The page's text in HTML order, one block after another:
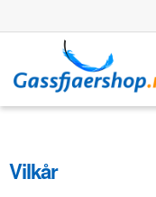
til
navigasjon
til
innhold
PRODUKTER
Vilkår